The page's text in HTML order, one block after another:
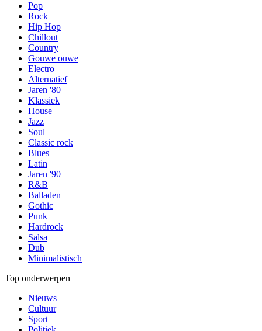
Pop
Rock
Hip Hop
Chillout
Country
Gouwe ouwe
Electro
Alternatief
Jaren '80
Klassiek
House
Jazz
Soul
Classic rock
Blues
Latin
Jaren '90
R&B
Balladen
Gothic
Punk
Hardrock
Salsa
Dub
Minimalistisch
Top onderwerpen
Nieuws
Cultuur
Sport